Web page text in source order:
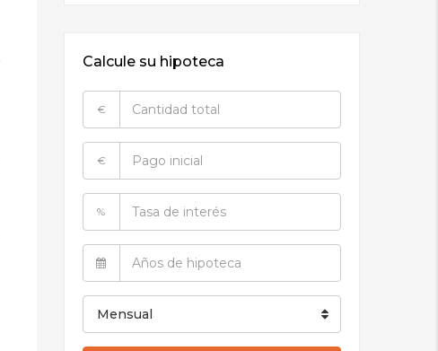
Calcule su hipoteca
€
€
%
Mensual